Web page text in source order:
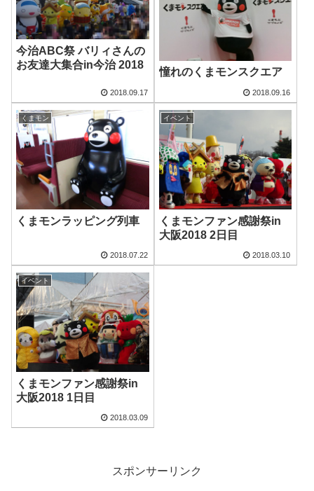
今治ABC祭 バリィさんの
お友達大集合in今治 2018
2018.09.17
憧れのくまモンスクエア
2018.09.16
くまモン
くまモンラッピング列車
2018.07.22
イベント
くまモンファン感謝祭in
大阪2018 2日目
2018.03.10
イベント
くまモンファン感謝祭in
大阪2018 1日目
2018.03.09
スポンサーリンク